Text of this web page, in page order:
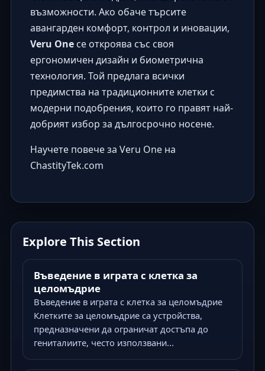
възможности. Ако обаче търсите
авангарден комфорт, контрол и иновации,
Veru Oneсе откроява със своя
ергономичен дизайн и биометрична
технология. Той предлага всички
предимства на традиционните клетки с
модерни подобрения, които го правят най-
добрият избор за дългосрочно носене.
Научете повече за Veru One на
ChastityTek.com
Explore This Section
Въведение в играта с клетка за
целомъдрие
Въведение в играта с клетка за целомъдрие
Клетките за целомъдрие са устройства,
предназначени да ограничат достъпа до
гениталиите, често използвани...